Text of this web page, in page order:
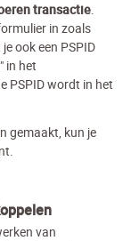
transactie.
in zoals
ook een PSPID
in het
PSPID wordt in het
gemaakt, kun je
van